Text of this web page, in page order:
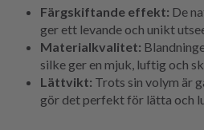
Färgskiftande effekt: De
ger ett levande och unikt
Materialkvalitet:
silke ger en mjuk, luftig och
Lättvikt: Trots sin volym är
gör det perfekt för lätta och